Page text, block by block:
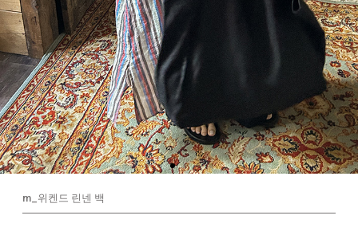
m_위켄드 린넨 백